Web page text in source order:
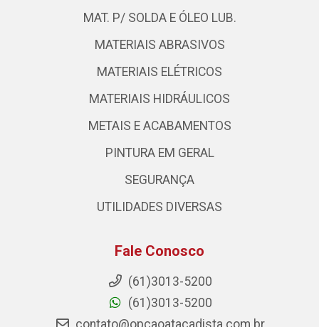
MAT. P/ SOLDA E ÓLEO LUB.
MATERIAIS ABRASIVOS
MATERIAIS ELÉTRICOS
MATERIAIS HIDRÁULICOS
METAIS E ACABAMENTOS
PINTURA EM GERAL
SEGURANÇA
UTILIDADES DIVERSAS
Fale Conosco
(61)3013-5200
(61)3013-5200